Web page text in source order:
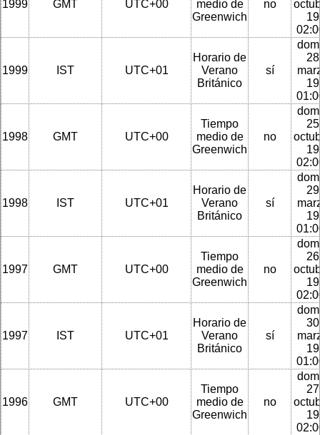
1999 GMT UTC+00
medio de
Greenwich
no
1999 IST UTC+01
Horario de
Verano
Británico
sí
1998 GMT UTC+00
Tiempo
medio de
Greenwich
no
1998 IST UTC+01
Horario de
Verano
Británico
sí
1997 GMT UTC+00
Tiempo
medio de
Greenwich
no
1997 IST UTC+01
Horario de
Verano
Británico
sí
1996 GMT UTC+00
Tiempo
medio de
Greenwich
no